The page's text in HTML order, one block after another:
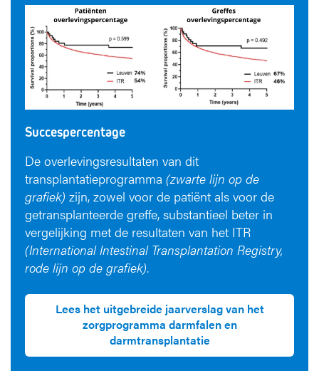
Succespercentage
De overlevingsresultaten van dit
transplantatieprogramma (zwarte lijn op de
grafiek) zijn, zowel voor de patiënt als voor de
getransplanteerde greffe, substantieel beter in
vergelijking met de resultaten van het ITR
(International Intestinal Transplantation Registry,
rode lijn op de grafiek).
Lees het uitgebreide jaarverslag van het
zorgprogramma darmfalen en
darmtransplantatie